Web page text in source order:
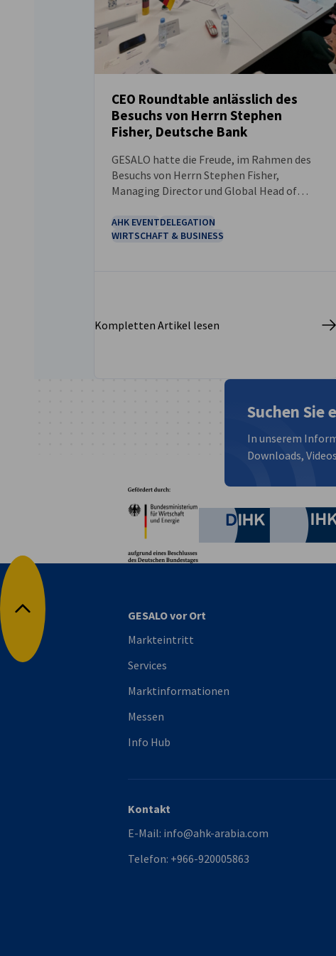
NEUIGKEITEN
CEO Roundtable anlässlich des
Besuchs von Herrn Stephen
Fisher, Deutsche Bank
GESALO hatte die Freude, im Rahmen des
Besuchs von Herrn Stephen Fisher,
Managing Director und Global Head of
Bank, einen exklusiven CEO Roundtable
auszurichten.
AHK EVENTDELEGATION
WIRTSCHAFT & BUSINESS
Kompletten Artikel lesen
Suchen Sie
In unserem
Downloads,
Deutsche
Nach oben
GESALO vor Ort
Markteintritt
Services
Marktinformationen
Messen
Info Hub
Kontakt
E-Mail: info@ahk-arabia.com
Telefon: +966-920005863